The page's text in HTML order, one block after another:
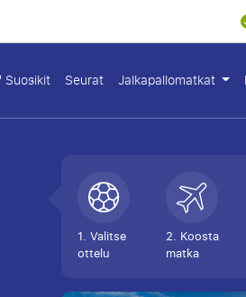
Suosikit Seurat Jalkapallomatkat
1. Valitse
ottelu
2. Koosta
matka